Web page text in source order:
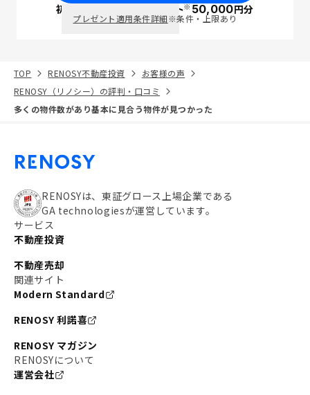
初回面談で ポイント※50,000円分
プレゼント適用条件詳細※条件・上限あり
TOP RENOSY不動産投資
お客様の声
RENOSY（リノシー）の評判・口コミ
多くの物件数があり基本に見合う物件が見つかった
RENOSYは、東証グロース上場企業である
GA technologiesが運営しています。
サービス
不動産投資
不動産売却
関連サイト
Modern Standard
RENOSY 利諾喜
RENOSY マガジン
RENOSYについて
運営会社